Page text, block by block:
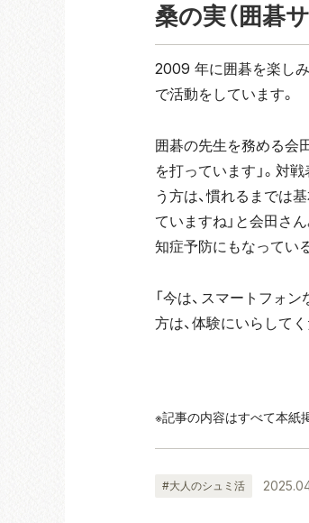
桑の実（囲碁
2009 年に囲碁を楽し
で活動をしています。
囲碁の先生を務める会
を打っています」。対
う方は、慣れるまでは
ていますね」と会田さ
知症予防にもなってい
「今は、スマートフォ
方は、体験にいらして
※記事の内容はすべて本紙
#大人のシュミ活